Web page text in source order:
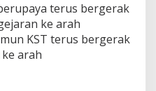
terus bergerak
ke arah
KST terus bergerak
arah